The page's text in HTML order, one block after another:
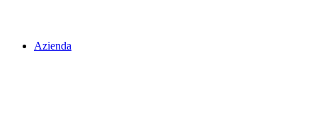
Azienda